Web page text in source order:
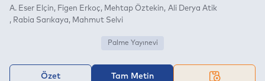
A. Eser Elçin Figen Erkoç Mehtap Öztekin
Ali Derya Atik
Rabia Sarıkaya
Mahmut Selvi
Palme Yayınevi
Özet Tam Metin